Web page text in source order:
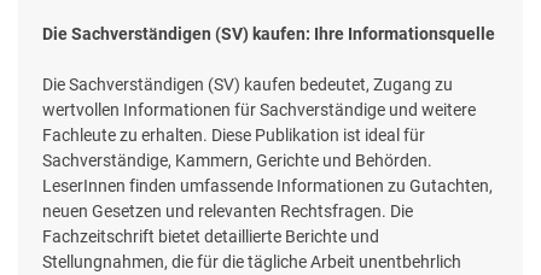
Die Sachverständigen (SV) kaufen: Ihre Informationsquelle
Die Sachverständigen (SV) kaufen bedeutet, Zugang zu
wertvollen Informationen für Sachverständige und weitere
Fachleute zu erhalten. Diese Publikation ist ideal für
Sachverständige, Kammern, Gerichte und Behörden.
LeserInnen finden umfassende Informationen zu Gutachten,
neuen Gesetzen und relevanten Rechtsfragen. Die
Fachzeitschrift bietet detaillierte Berichte und
Stellungnahmen, die für die tägliche Arbeit unentbehrlich